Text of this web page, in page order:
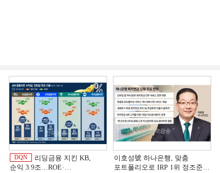
DQN
리딩금융 지킨 KB,
순익 3.9조…ROE·
이호성號 하나은행, 맞춤
포트폴리오로 IRP 1위 정조준